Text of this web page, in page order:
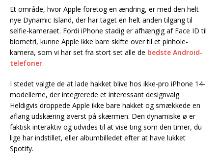
Et område, hvor Apple foretog en ændring, er med den helt
nye Dynamic Island, der har taget en helt anden tilgang til
selfie-kameraet. Fordi iPhone stadig er afhængig af Face ID til
biometri, kunne Apple ikke bare skifte over til et pinhole-
kamera, som vi har set fra stort set alle de bedste Android-
telefoner.
I stedet valgte de at lade hakket blive hos ikke-pro iPhone 14-
modellerne, der integrerede et interessant designvalg.
Heldigvis droppede Apple ikke bare hakket og smækkede en
aflang udskæring øverst på skærmen. Den dynamiske ø er
faktisk interaktiv og udvides til at vise ting som den timer, du
lige har indstillet, eller albumbilledet efter at have lukket
Spotify.